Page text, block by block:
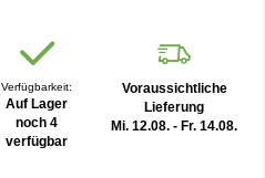
Verfügbarkeit:
Auf Lager
noch 4
verfügbar
Voraussichtliche
Lieferung
Mi. 12.08. - Fr. 14.08.